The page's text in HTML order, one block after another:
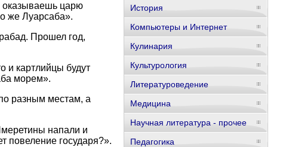
оказываешь царю
же Луарсаба».
Прошел год,
и картлийцы будут
морем».
разным местам, а
напали и
повеление государя?».
История
Компьютеры и Интернет
Кулинария
Культурология
Литературоведение
Медицина
Научная литература - прочее
Педагогика